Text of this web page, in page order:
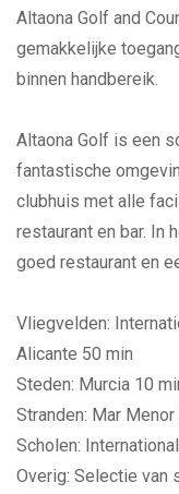
Altaona Golf and
gemakkelijke
binnen handbereik.
Altaona Golf is een
fantastische
clubhuis met alle
restaurant en bar. In
goed restaurant en
Vliegvelden:
Alicante 50 min
Steden: Murcia 10
Stranden: Mar
Scholen:
Overig: Selectie van